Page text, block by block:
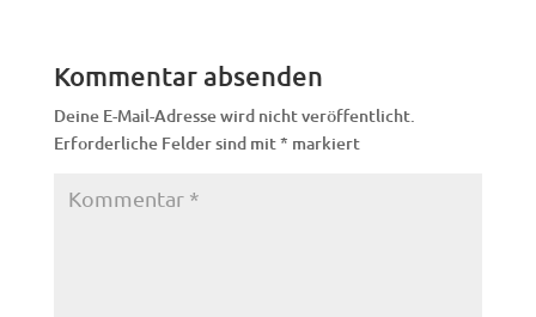
Kommentar absenden
Deine E-Mail-Adresse wird nicht veröffentlicht.
Erforderliche Felder sind mit* markiert